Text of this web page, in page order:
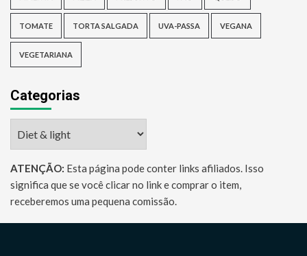
TOMATE TORTA SALGADA UVA-PASSA VEGANA
VEGETARIANA
Categorias
ATENÇÃO: Esta página pode conter links afiliados. Isso
significa que se você clicar no link e comprar o item,
receberemos uma pequena comissão.